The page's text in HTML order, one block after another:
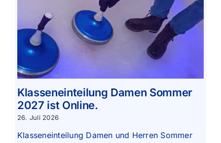
Klasseneinteilung Damen Sommer
2027 ist Online.
26. Juli 2026
Klasseneinteilung Damen und Herren Sommer